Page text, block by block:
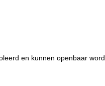
en kunnen openbaar